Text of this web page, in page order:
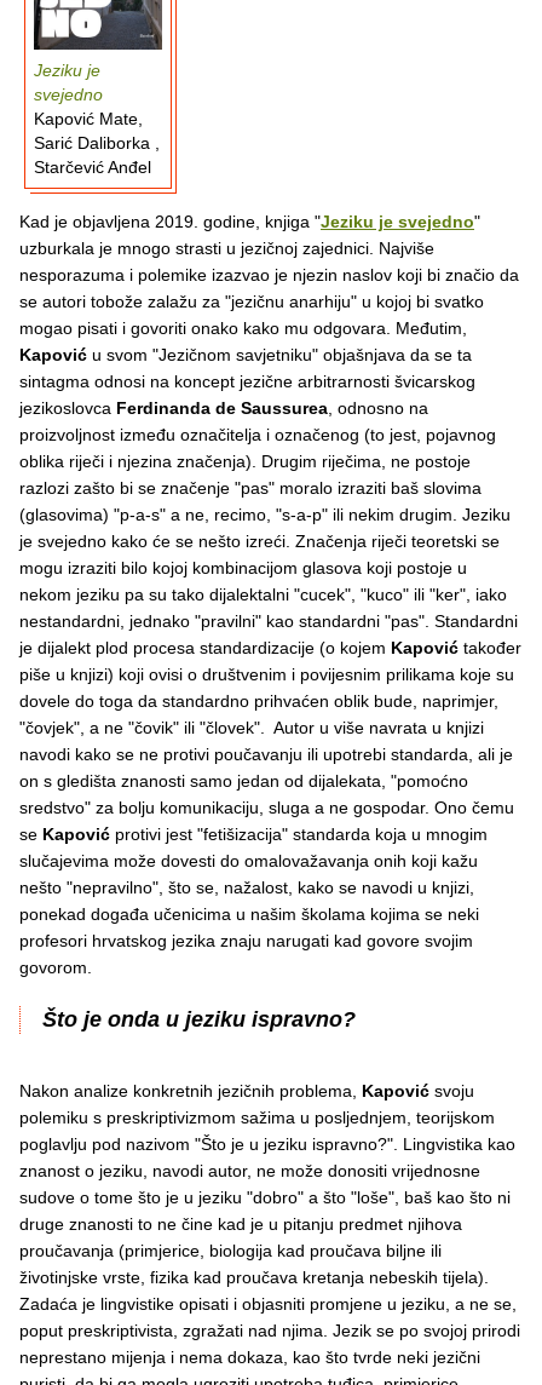
Jeziku je
svejedno
Kapović Mate,
Sarić Daliborka ,
Starčević Anđel
Kad je objavljena 2019. godine, knjiga "Jeziku je svejedno"
uzburkala je mnogo strasti u jezičnoj zajednici. Najviše
nesporazuma i polemike izazvao je njezin naslov koji bi značio da
se autori tobože zalažu za "jezičnu anarhiju" u kojoj bi svatko
mogao pisati i govoriti onako kako mu odgovara. Međutim,
Kapović u svom "Jezičnom savjetniku" objašnjava da se ta
sintagma odnosi na koncept jezične arbitrarnosti švicarskog
jezikoslovca Ferdinanda de Saussurea , odnosno na
proizvoljnost između označitelja i označenog (to jest, pojavnog
oblika riječi i njezina značenja). Drugim riječima, ne postoje
razlozi zašto bi se značenje "pas" moralo izraziti baš slovima
(glasovima) "p-a-s" a ne, recimo, "s-a-p" ili nekim drugim. Jeziku
je svejedno kako će se nešto izreći. Značenja riječi teoretski se
mogu izraziti bilo kojoj kombinacijom glasova koji postoje u
nekom jeziku pa su tako dijalektalni "cucek", "kuco" ili "ker", iako
nestandardni, jednako "pravilni" kao standardni "pas". Standardni
je dijalekt plod procesa standardizacije (o kojem Kapović također
piše u knjizi) koji ovisi o društvenim i povijesnim prilikama koje su
dovele do toga da standardno prihvaćen oblik bude, naprimjer,
"čovjek", a ne "čovik" ili "človek". Autor u više navrata u knjizi
navodi kako se ne protivi poučavanju ili upotrebi standarda, ali je
on s gledišta znanosti samo jedan od dijalekata, "pomoćno
sredstvo" za bolju komunikaciju, sluga a ne gospodar. Ono čemu
se Kapović protivi jest "fetišizacija" standarda koja u mnogim
slučajevima može dovesti do omalovažavanja onih koji kažu
nešto "nepravilno", što se, nažalost, kako se navodi u knjizi,
ponekad događa učenicima u našim školama kojima se neki
profesori hrvatskog jezika znaju narugati kad govore svojim
govorom.
Što je onda u jeziku ispravno?
Nakon analize konkretnih jezičnih problema, Kapović svoju
polemiku s preskriptivizmom sažima u posljednjem, teorijskom
poglavlju pod nazivom "Što je u jeziku ispravno?". Lingvistika kao
znanost o jeziku, navodi autor, ne može donositi vrijednosne
sudove o tome što je u jeziku "dobro" a što "loše", baš kao što ni
druge znanosti to ne čine kad je u pitanju predmet njihova
proučavanja (primjerice, biologija kad proučava biljne ili
životinjske vrste, fizika kad proučava kretanja nebeskih tijela).
Zadaća je lingvistike opisati i objasniti promjene u jeziku, a ne se,
poput preskriptivista, zgražati nad njima. Jezik se po svojoj prirodi
neprestano mijenja i nema dokaza, kao što tvrde neki jezični